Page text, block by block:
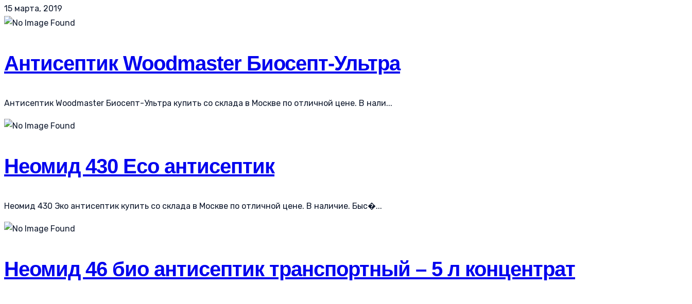
15 марта, 2019
Антисептик Woodmaster Биосепт-Ультра
Антисептик Woodmaster Биосепт-Ультра купить со склада в Москве по отличной цене. В нали...
Неомид 430 Eco антисептик
Неомид 430 Эко антисептик купить со склада в Москве по отличной цене. В наличие. Быс�...
Неомид 46 био антисептик транспортный – 5 л концентрат